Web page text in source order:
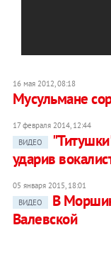
16 мая 2012, 08:18
Мусульмане
17 февраля 2014, 12:44
ВИДЕО
ударив
05 января 2015, 18:01
ВИДЕО
В
Валевской